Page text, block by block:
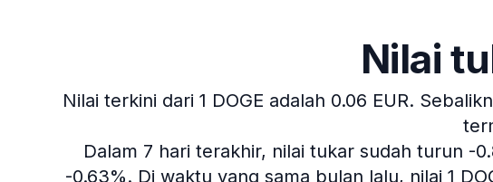
Nilai
Nilai terkini dari 1 DOGE adalah 0.06 EUR.
Dalam 7 hari terakhir, nilai tukar sudah turun -
-0.63%. Di waktu yang sama bulan lalu, nilai 1